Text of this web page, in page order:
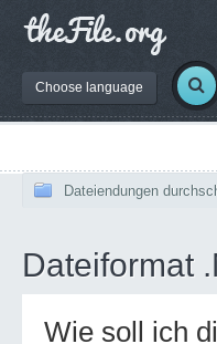
Choose language
Dateiendungen
Dateiformat
Wie soll ich